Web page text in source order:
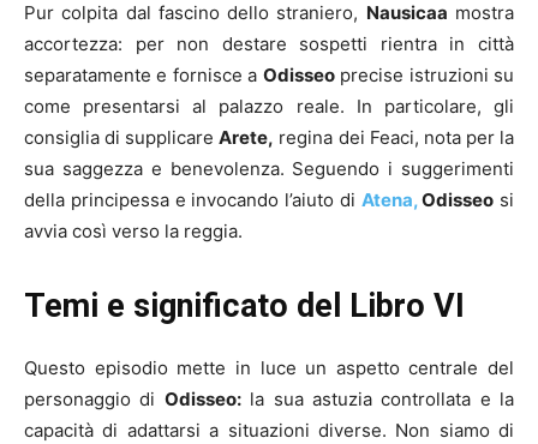
Pur colpita dal fascino dello straniero, Nausicaa mostra
accortezza: per non destare sospetti rientra in città
separatamente e fornisce a Odisseoprecise istruzioni su
come presentarsi al palazzo reale. In particolare, gli
consiglia di supplicareArete, regina dei Feaci, nota per la
sua saggezza e benevolenza. Seguendo i suggerimenti
della principessa e invocando l’aiuto di Atena,Odisseo si
avvia così verso la reggia.
Temi e significato del Libro VI
Questo episodio mette in luce un aspetto centrale del
personaggio di Odisseo:la sua astuzia controllata e la
capacità di adattarsi a situazioni diverse. Non siamo di